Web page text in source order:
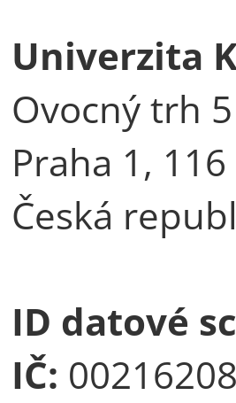
Univerzita
Ovocný trh 5
Praha 1,
Česká
ID datové
IČ: 00216208